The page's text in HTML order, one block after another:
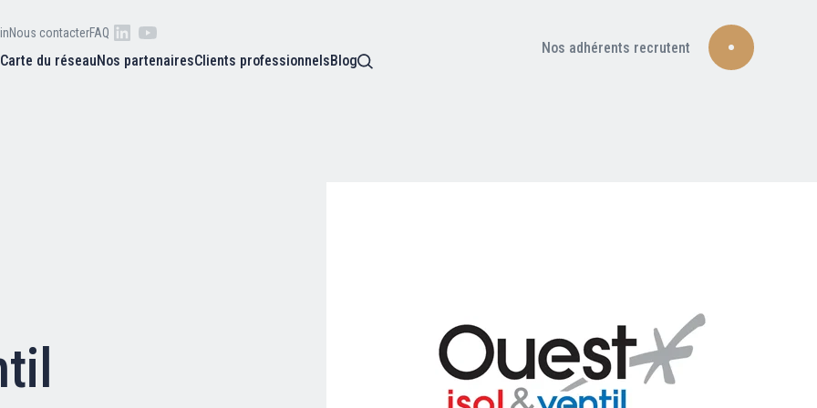
Nous contacterFAQ
Carte du réseauNos partenairesClients professionnelsBlog
Nos adhérents recrutent